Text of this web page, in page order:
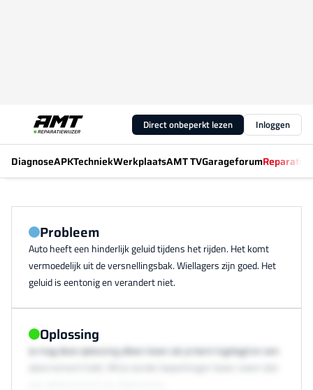
Direct onbeperkt lezen Inloggen
DiagnoseAPKTechniekWerkplaatsAMT TVGarageforum
Probleem
Auto heeft een hinderlijk geluid tijdens het rijden. Het komt
vermoedelijk uit de versnellingsbak. Wiellagers zijn goed. Het
geluid is eentonig en verandert niet.
Oplossing
Je mag deze oplossing alleen lezen als je bent ingelogd en een